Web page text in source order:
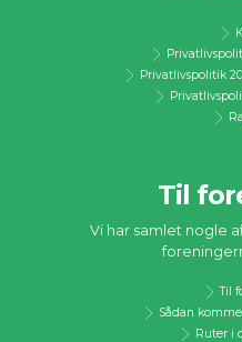
Privatlivspolitik
Til
Vi har samlet nogle
Til
Sådan
Ruter i